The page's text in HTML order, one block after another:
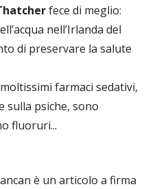
fece di meglio:
nell’Irlanda del
di preservare la salute
farmaci sedativi,
sulla psiche, sono
fluoruri...
è un articolo a firma